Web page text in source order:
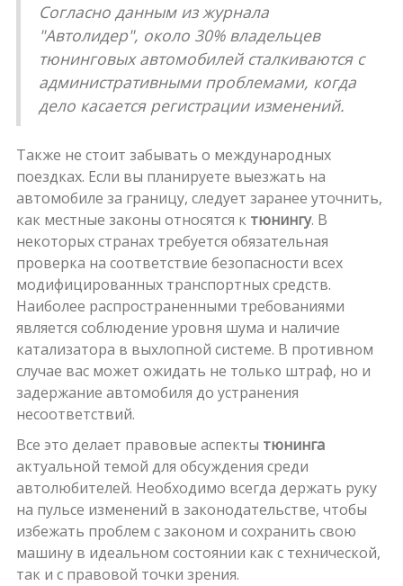
Согласно данным из журнала
"Автолидер", около 30% владельцев
тюнинговых автомобилей сталкиваются с
административными проблемами, когда
дело касается регистрации изменений.
Также не стоит забывать о международных
поездках. Если вы планируете выезжать на
автомобиле за границу, следует заранее уточнить,
как местные законы относятся к тюнингу. В
некоторых странах требуется обязательная
проверка на соответствие безопасности всех
модифицированных транспортных средств.
Наиболее распространенными требованиями
является соблюдение уровня шума и наличие
катализатора в выхлопной системе. В противном
случае вас может ожидать не только штраф, но и
задержание автомобиля до устранения
несоответствий.
Все это делает правовые аспекты тюнинга
актуальной темой для обсуждения среди
автолюбителей. Необходимо всегда держать руку
на пульсе изменений в законодательстве, чтобы
избежать проблем с законом и сохранить свою
машину в идеальном состоянии как с технической,
так и с правовой точки зрения.